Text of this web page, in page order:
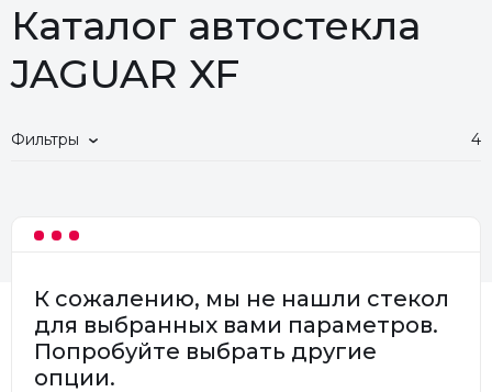
Каталог автостекла
JAGUAR XF
Фильтры 4
К сожалению, мы не нашли стекол
для выбранных вами параметров.
Попробуйте выбрать другие
опции.